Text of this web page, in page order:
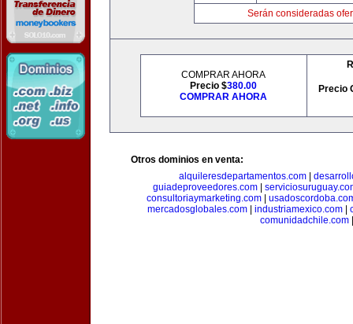
Serán consideradas
COMPRAR AHORA
Precio $380.00
COMPRAR AHORA
Precio
Otros dominios en venta:
alquileresdepartamentos.com
guiadeproveedores.com|
consultoriaymarketing.com
mercadosglobales.com| industriamexico.com|
comunidadchile.com|